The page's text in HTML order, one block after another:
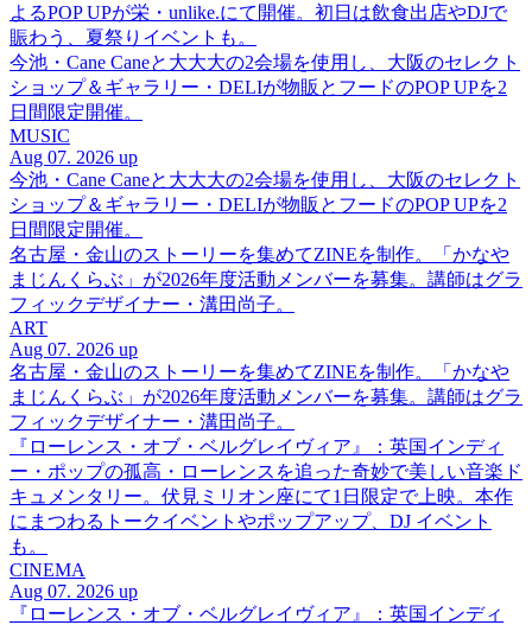
よるPOP UPが栄・unlike.にて開催。初日は飲食出店やDJで
賑わう、夏祭りイベントも。
今池・Cane Caneと大大大の2会場を使用し、大阪のセレクト
ショップ＆ギャラリー・DELIが物販とフードのPOP UPを2
日間限定開催。
MUSIC
Aug 07. 2026 up
今池・Cane Caneと大大大の2会場を使用し、大阪のセレクト
ショップ＆ギャラリー・DELIが物販とフードのPOP UPを2
日間限定開催。
名古屋・金山のストーリーを集めてZINEを制作。「かなや
まじんくらぶ」が2026年度活動メンバーを募集。講師はグラ
フィックデザイナー・溝田尚子。
ART
Aug 07. 2026 up
名古屋・金山のストーリーを集めてZINEを制作。「かなや
まじんくらぶ」が2026年度活動メンバーを募集。講師はグラ
フィックデザイナー・溝田尚子。
『ローレンス・オブ・ベルグレイヴィア』：英国インディ
ー・ポップの孤高・ローレンスを追った奇妙で美しい音楽ド
キュメンタリー。伏見ミリオン座にて1日限定で上映。本作
にまつわるトークイベントやポップアップ、DJ イベント
も。
CINEMA
Aug 07. 2026 up
『ローレンス・オブ・ベルグレイヴィア』：英国インディ